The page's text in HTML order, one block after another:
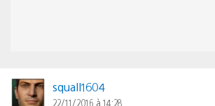
squall1604
22/11/2016 à 14:28